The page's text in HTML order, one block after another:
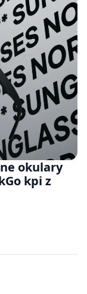
okulary
kpi z